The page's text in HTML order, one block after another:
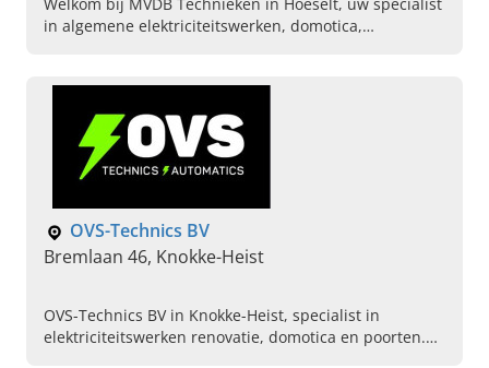
in algemene elektriciteitswerken, domotica,
OVS-Technics BV
Bremlaan 46, Knokke-Heist
OVS-Technics BV in Knokke-Heist, specialist in
elektriciteitswerken renovatie, domotica en poorten.